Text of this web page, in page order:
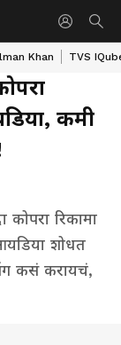
Khan TVS
कमी
रिकामा
शोधत
कसं करायचं,